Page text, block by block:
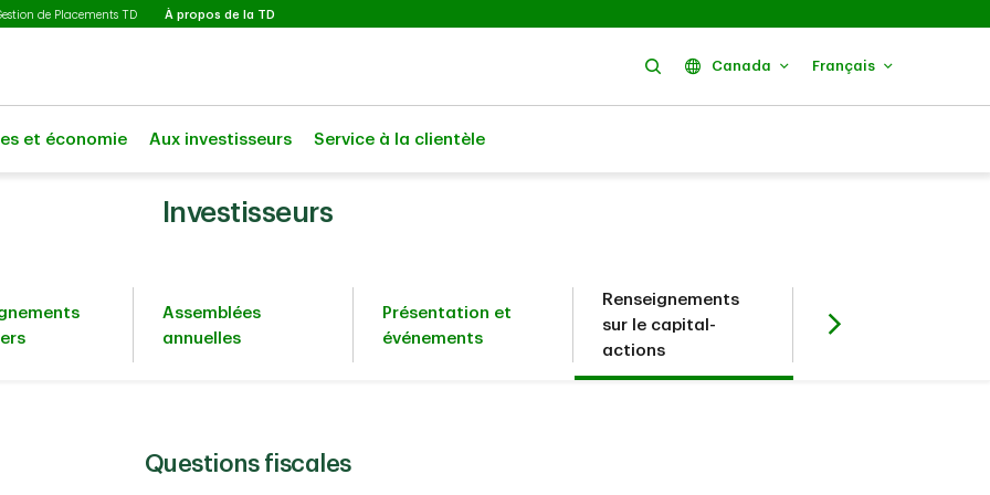
de Placements TD À propos de la TD
Rechercher
Canada Français
et économie Aux investisseurs Service à la clientèle
Investisseurs
Assemblées
annuelles
Présentation et
événements
Renseignements
sur le capital-
actions
Investisseurs en
titres à revenu fixe
Questions fiscales